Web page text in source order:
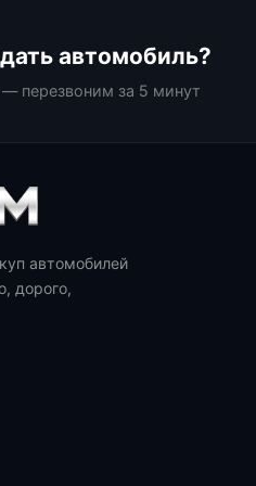
автомобиль?
— перезвоним за 5 минут
автомобилей
дорого,